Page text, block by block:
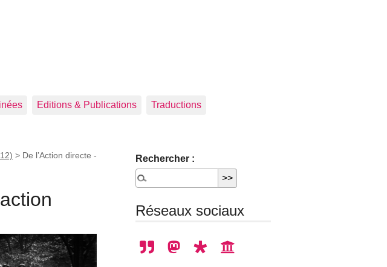
Editions & Publications Traductions
> De l’Action directe -
Rechercher :
Réseaux sociaux